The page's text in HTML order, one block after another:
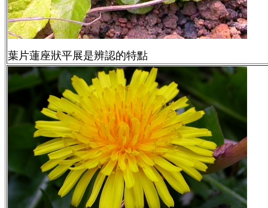
葉片蓮座狀平展是辨認的特點